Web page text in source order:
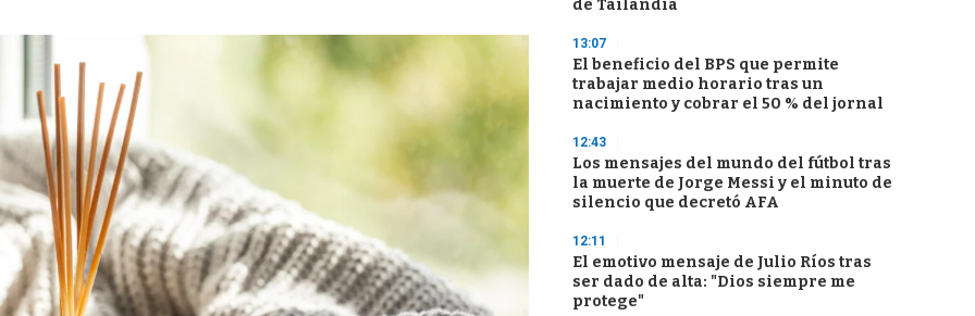
de Tailandia
13:07
El beneficio del BPS que permite
trabajar medio horario tras un
nacimiento y cobrar el 50 % del jornal
12:43
Los mensajes del mundo del fútbol tras
la muerte de Jorge Messi y el minuto de
silencio que decretó AFA
12:11
El emotivo mensaje de Julio Ríos tras
ser dado de alta: "Dios siempre me
protege"